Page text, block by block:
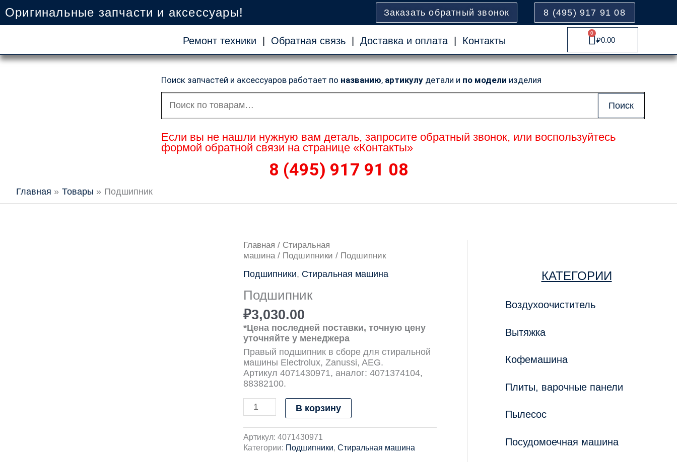
содержимому
Оригинальные запчасти и аксессуары! Заказать обратный звонок 8 (495) 917 91 08
Ремонт техники | Обратная связь| Доставка и оплата| Контакты ₽0.00
0
Cart
Поиск запчастей и аксессуаров работает по названию, артикулу детали и по модели изделия
Искать:
Поиск
Если вы не нашли нужную вам деталь, запросите обратный звонок, или воспользуйтесь
формой обратной связи на странице «Контакты»
8 (495) 917 91 08
Главная Товары Подшипник
Главная / Стиральная
машина/ Подшипники / Подшипник
Подшипники, Стиральная машина
Подшипник
₽3,030.00
*Цена последней поставки, точную цену
уточняйте у менеджера
Правый подшипник в сборе для стиральной
машины Electrolux, Zanussi, AEG.
Артикул 4071430971, аналог: 4071374104,
88382100.
Количество
товара
В корзину
Артикул: 4071430971
Категории: Подшипники, Стиральная машина
КАТЕГОРИИ
Воздухоочиститель
Вытяжка
Кофемашина
Плиты, варочные панели
Пылесос
Посудомоечная машина